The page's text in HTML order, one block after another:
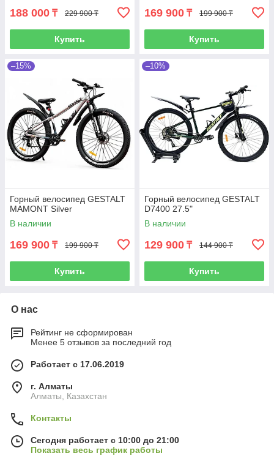
188 000 ₸ 229 900 ₸
Купить
169 900 ₸ 199 900 ₸
Купить
–15%
Горный велосипед GESTALT
MAMONT Silver
В наличии
169 900 ₸ 199 900 ₸
Купить
–10%
Горный велосипед GESTALT
D7400 27.5"
В наличии
129 900 ₸ 144 900 ₸
Купить
О нас
Рейтинг не сформирован
Менее 5 отзывов за последний год
Работает с 17.06.2019
г. Алматы
Алматы, Казахстан
Контакты
Сегодня работает с 10:00 до 21:00
Показать весь график работы